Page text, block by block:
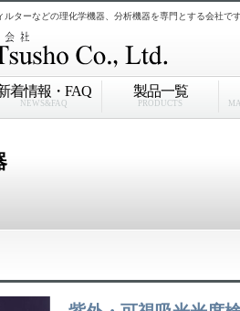
ルターなどの理化学機器、分析機器を専門とする会社で
着情報・FAQ
NEWS&FAQ
製品一覧
PRODUCTS